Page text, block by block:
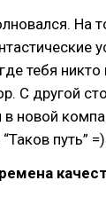
На
тебя
С другой
в новой
путь” =)